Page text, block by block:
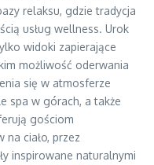
relaksu, gdzie tradycja
usług wellness. Urok
widoki zapierające
możliwość oderwania
się w atmosferze
spa w górach, a także
gościom
ciało, przez
inspirowane naturalnymi